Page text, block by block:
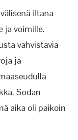
iltana
ja voimille.
vahvistavia
ja
Sodan
aika oli paikoin